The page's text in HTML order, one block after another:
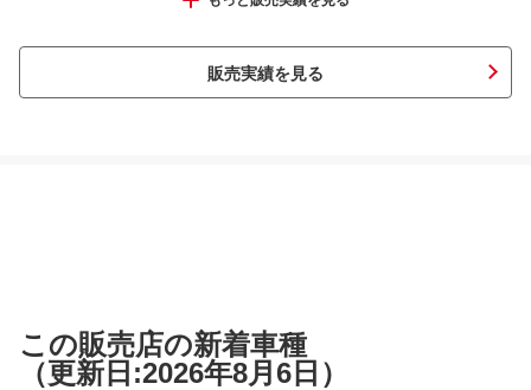
ワゴンＲ ハイブリッドＦＺ
販売実績を見る
この販売店の新着車種
（更新日:2026年8月6日）